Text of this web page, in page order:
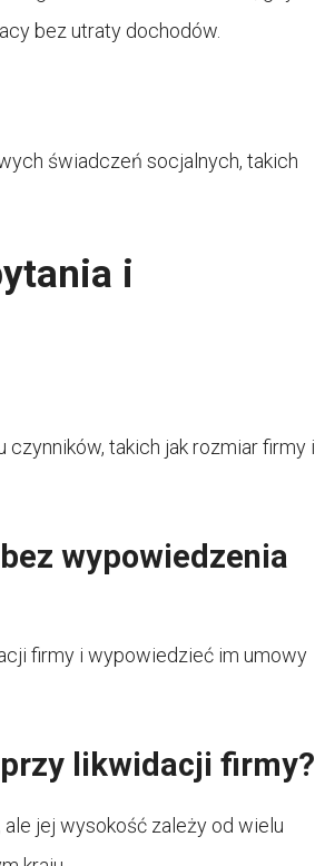
bez utraty dochodów.
świadczeń socjalnych, takich
i
takich jak rozmiar firmy i
wypowiedzenia
firmy i wypowiedzieć im umowy
likwidacji firmy?
jej wysokość zależy od wielu